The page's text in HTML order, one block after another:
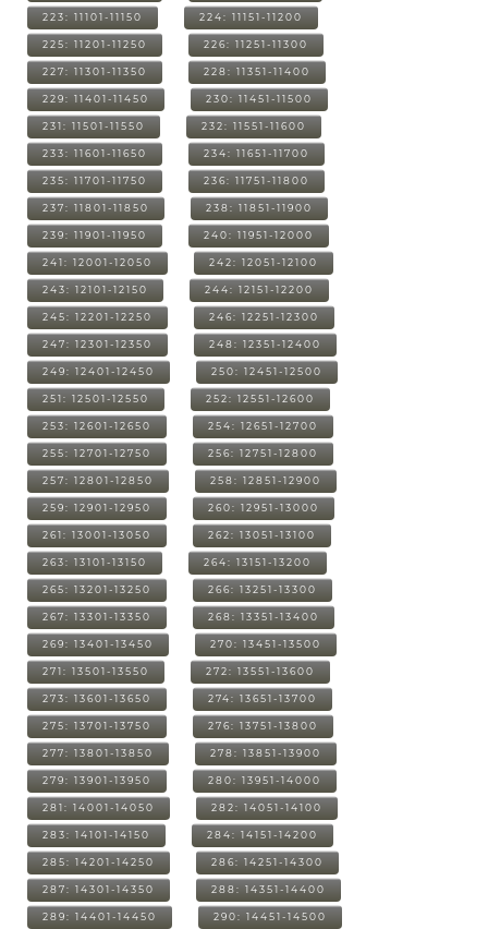
223: 11101-11150 224: 11151-11200
225: 11201-11250 226: 11251-11300
227: 11301-11350 228: 11351-11400
229: 11401-11450 230: 11451-11500
231: 11501-11550 232: 11551-11600
233: 11601-11650 234: 11651-11700
235: 11701-11750 236: 11751-11800
237: 11801-11850 238: 11851-11900
239: 11901-11950 240: 11951-12000
241: 12001-12050 242: 12051-12100
243: 12101-12150 244: 12151-12200
245: 12201-12250 246: 12251-12300
247: 12301-12350 248: 12351-12400
249: 12401-12450 250: 12451-12500
251: 12501-12550 252: 12551-12600
253: 12601-12650 254: 12651-12700
255: 12701-12750 256: 12751-12800
257: 12801-12850 258: 12851-12900
259: 12901-12950 260: 12951-13000
261: 13001-13050 262: 13051-13100
263: 13101-13150 264: 13151-13200
265: 13201-13250 266: 13251-13300
267: 13301-13350 268: 13351-13400
269: 13401-13450 270: 13451-13500
271: 13501-13550 272: 13551-13600
273: 13601-13650 274: 13651-13700
275: 13701-13750 276: 13751-13800
277: 13801-13850 278: 13851-13900
279: 13901-13950 280: 13951-14000
281: 14001-14050 282: 14051-14100
283: 14101-14150 284: 14151-14200
285: 14201-14250 286: 14251-14300
287: 14301-14350 288: 14351-14400
289: 14401-14450 290: 14451-14500